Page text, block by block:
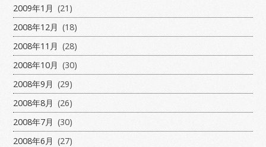
2009年1月 (21)
2008年12月 (18)
2008年11月 (28)
2008年10月 (30)
2008年9月 (29)
2008年8月 (26)
2008年7月 (30)
2008年6月 (27)